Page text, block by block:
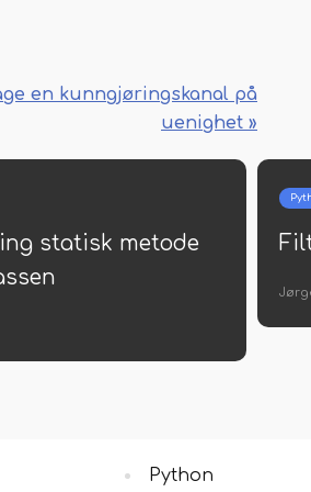
en kunngjøringskanal på
uenighet »
statisk metode
Python